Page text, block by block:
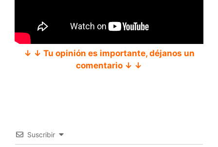
↓ ↓ Tu opinión es importante, déjanos un
comentario ↓ ↓
Suscribir